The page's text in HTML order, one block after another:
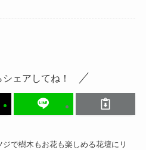
ェアしてね！
ジで樹木もお花も楽しめる花壇にリ